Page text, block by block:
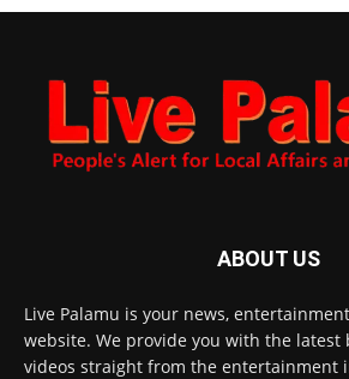
ABOUT US
Live Palamu is your news,
website. We provide you with the latest
videos straight from the entertainment